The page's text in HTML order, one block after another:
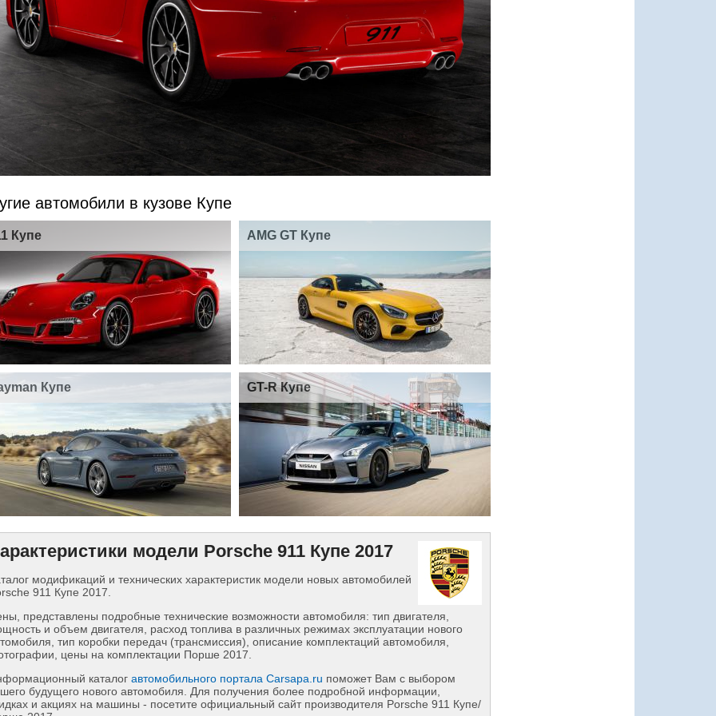
автомобили в кузове Купе
Купе AMG GT Купе
Купе GT-R Купе
модели Porsche 911 Купе 2017
модификаций и технических характеристик модели новых автомобилей
911 Купе 2017.
представлены подробные технические возможности автомобиля: тип двигателя,
и объем двигателя, расход топлива в различных режимах эксплуатации нового
тип коробки передач (трансмиссия), описание комплектаций автомобиля,
цены на комплектации Порше 2017.
каталог автомобильного портала Carsapa.ru поможет Вам с выбором
будущего нового автомобиля. Для получения более подробной информации,
и акциях на машины - посетите официальный сайт производителя Porsche 911 Купе/